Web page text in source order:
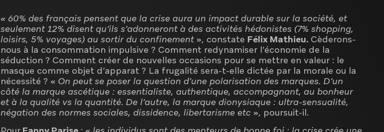
« 60% des français pensent que la crise aura un impact durable sur la société, et
seulement 12% disent qu’ils s’adonneront à des activités hédonistes (7% shopping,
loisirs, 5% voyages) au sortir du confinement », constate Félix Mathieu. Cèderons-
nous à la consommation impulsive ? Comment redynamiser l’économie de la
séduction ? Comment créer de nouvelles occasions pour se mettre en valeur : le
masque comme objet d’apparat ? La frugalité sera-t-elle dictée par la morale ou la
nécessité ? « On peut se poser la question d’une polarisation des marques. D’un
côté la marque ascétique : essentialiste, authentique, accompagnant, au bonheur
et à la qualité vs la quantité. De l’autre, la marque dionysiaque : ultra-sensualité,
négation des normes sociales, dissidence, libertarisme etc », poursuit-il.